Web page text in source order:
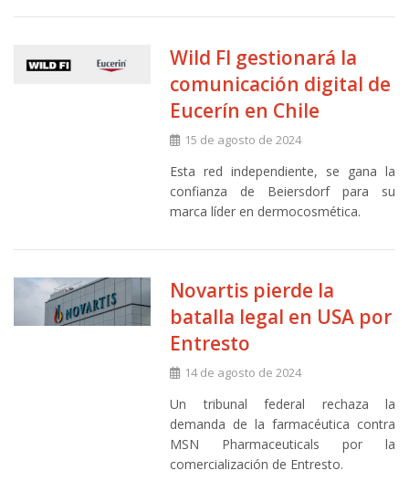
Wild FI gestionará la
comunicación digital de
Eucerín en Chile
15 de agosto de 2024
Esta red independiente, se gana la
confianza de Beiersdorf para su
marca líder en dermocosmética.
Novartis pierde la
batalla legal en USA por
Entresto
14 de agosto de 2024
Un tribunal federal rechaza la
demanda de la farmacéutica contra
MSN Pharmaceuticals por la
comercialización de Entresto.